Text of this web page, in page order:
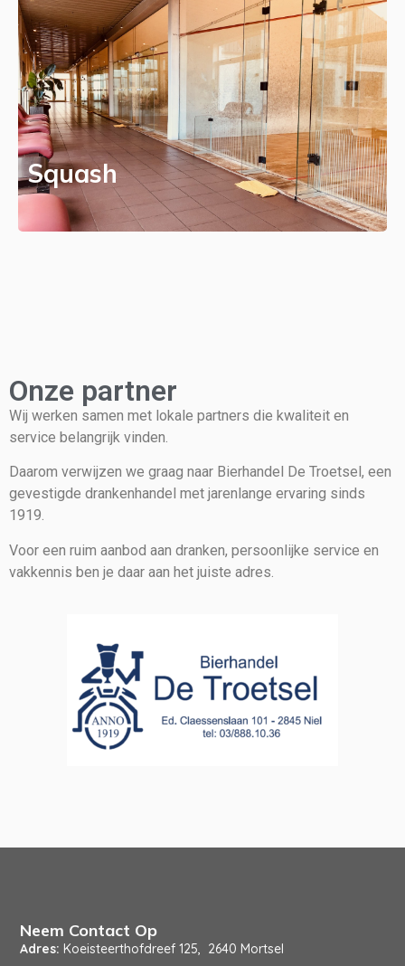
Squash
Onze partner
Wij werken samen met lokale partners die kwaliteit en
service belangrijk vinden.
Daarom verwijzen we graag naar Bierhandel De Troetsel, een
gevestigde drankenhandel met jarenlange ervaring sinds
1919.
Voor een ruim aanbod aan dranken, persoonlijke service en
vakkennis ben je daar aan het juiste adres.
Neem Contact Op
Adres: Koeisteerthofdreef 125, 2640 Mortsel